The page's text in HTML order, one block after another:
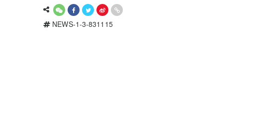
NEWS-1-3-831115